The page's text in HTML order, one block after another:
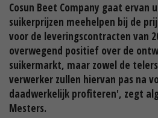
Cosun Beet Company gaat ervan
suikerprijzen meehelpen bij de
voor de leveringscontracten van
overwegend positief over de
suikermarkt, maar zowel de
verwerker zullen hiervan pas na
daadwerkelijk profiteren', zegt
Mesters.